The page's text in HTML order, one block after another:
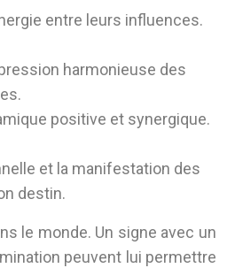
entre leurs influences.
harmonieuse des
positive et synergique.
et la manifestation des
destin.
le monde. Un signe avec un
peuvent lui permettre